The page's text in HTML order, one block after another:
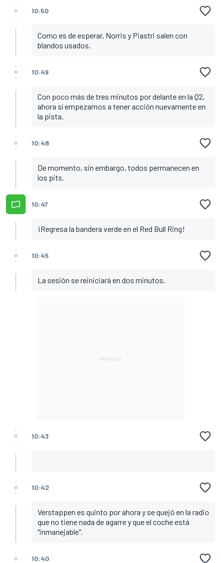
10:50
Como es de esperar, Norris y Piastri salen con
blandos usados.
10:49
Con poco más de tres minutos por delante en la Q2,
ahora sí empezamos a tener acción nuevamente en
la pista.
10:48
De momento, sin embargo, todos permanecen en
los pits.
10:47
¡Regresa la bandera verde en el Red Bull Ring!
10:45
La sesión se reiniciará en dos minutos.
10:43
10:42
Verstappen es quinto por ahora y se quejó en la radio
que no tiene nada de agarre y que el coche está
"inmanejable".
10:40